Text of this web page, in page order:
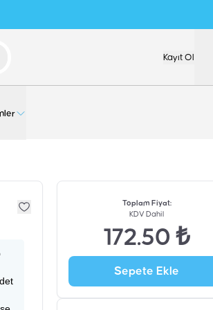
Kayıt Ol
Toplam Fiyat:
KDV Dahil
172.50 ₺
Sepete Ekle